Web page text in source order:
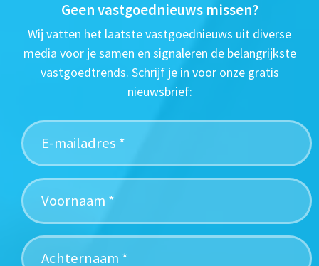
Geen vastgoednieuws missen?
Wij vatten het laatste vastgoednieuws uit diverse
media voor je samen en signaleren de belangrijkste
vastgoedtrends. Schrijf je in voor onze gratis
nieuwsbrief: